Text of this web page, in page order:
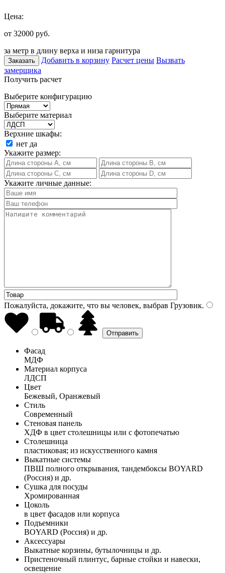
Цена:
от 32000 руб.
за метр в длину верха и низа гарнитура
Заказать Добавить в корзину Расчет цены Вызвать
замерщика
Получить расчет
Выберите конфигурацию
Выберите материал
Верхние шкафы:
нет да
Укажите размер:
Укажите личные данные:
Пожалуйста, докажите, что вы человек, выбрав Грузовик.
Фасад
МДФ
Материал корпуса
ЛДСП
Цвет
Бежевый, Оранжевый
Стиль
Современный
Стеновая панель
ХДФ в цвет столешницы или с фотопечатью
Столешница
пластиковая; из искусственного камня
Выкатные системы
ПВШ полного открывания, тандембоксы BOYARD
(Россия) и др.
Сушка для посуды
Хромированная
Цоколь
в цвет фасадов или корпуса
Подъемники
BOYARD (Россия) и др.
Аксессуары
Выкатные корзины, бутылочницы и др.
Пристеночный плинтус, барные стойки и навески,
освещение